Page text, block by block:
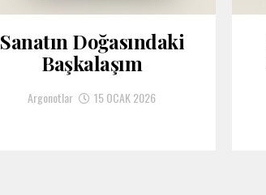
Sanatın Doğasındaki
Başkalaşım
Argonotlar 15 OCAK 2026